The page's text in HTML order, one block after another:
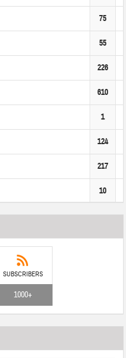
75
55
226
610
1
124
217
10
SUBSCRIBERS
1000+